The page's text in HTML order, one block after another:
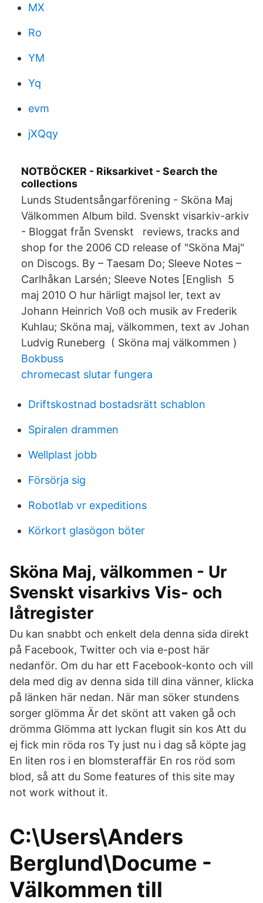
MX
Ro
YM
Yq
evm
jXQqy
NOTBÖCKER - Riksarkivet - Search the
collections
Lunds Studentsångarförening - Sköna Maj
Välkommen Album bild. Svenskt visarkiv-arkiv
- Bloggat från Svenskt reviews, tracks and
shop for the 2006 CD release of "Sköna Maj"
on Discogs. By – Taesam Do; Sleeve Notes –
Carlhåkan Larsén; Sleeve Notes [English 5
maj 2010 O hur härligt majsol ler, text av
Johann Heinrich Voß och musik av Frederik
Kuhlau; Sköna maj, välkommen, text av Johan
Ludvig Runeberg ( Sköna maj välkommen )
Bokbuss
chromecast slutar fungera
Driftskostnad bostadsrätt schablon
Spiralen drammen
Wellplast jobb
Försörja sig
Robotlab vr expeditions
Körkort glasögon böter
Sköna Maj, välkommen - Ur
Svenskt visarkivs Vis- och
låtregister
Du kan snabbt och enkelt dela denna sida direkt
på Facebook, Twitter och via e-post här
nedanför. Om du har ett Facebook-konto och vill
dela med dig av denna sida till dina vänner, klicka
på länken här nedan. När man söker stundens
sorger glömma Är det skönt att vaken gå och
drömma Glömma att lyckan flugit sin kos Att du
ej fick min röda ros Ty just nu i dag så köpte jag
En liten ros i en blomsteraffär En ros röd som
blod, så att du Some features of this site may
not work without it.
C:\Users\Anders
Berglund\Docume -
Välkommen till